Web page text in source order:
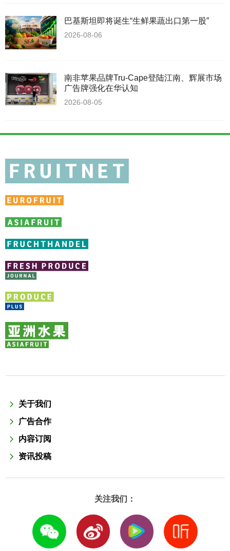
巴基斯坦即将诞生“生鲜果蔬出口第一股”
2026-08-06
南非苹果品牌Tru-Cape登陆江南、辉展市场
广告牌强化在华认知
2026-08-05
关于我们
广告合作
内容订阅
资讯投稿
关注我们：